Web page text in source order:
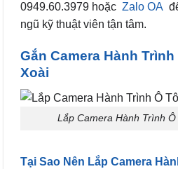
0949.60.3979 hoặc Zalo OA
ngũ kỹ thuật viên tận tâm.
Gắn Camera Hành
Xoài
Lắp Camera Hành Trình
Tại Sao Nên Lắp Camera